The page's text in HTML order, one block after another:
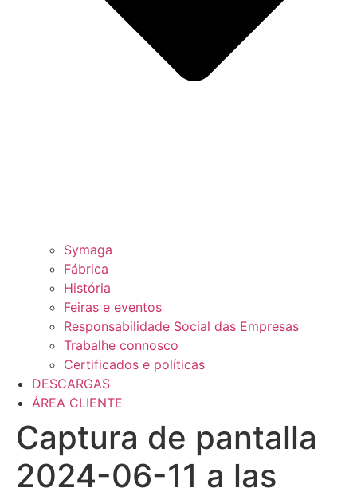
Symaga
Fábrica
História
Feiras e eventos
Responsabilidade Social das Empresas
Trabalhe connosco
Certificados e políticas
DESCARGAS
ÁREA CLIENTE
Captura de pantalla
2024-06-11 a las